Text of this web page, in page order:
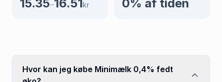
15.35–16.51kr 0% af tiden
Hvor kan jeg købe Minimælk 0,4% fedt